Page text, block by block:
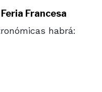
Francesa
habrá: